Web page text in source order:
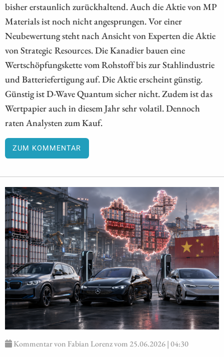
bisher erstaunlich zurückhaltend. Auch die Aktie von MP
Materials ist noch nicht angesprungen. Vor einer
Neubewertung steht nach Ansicht von Experten die Aktie
von Strategic Resources. Die Kanadier bauen eine
Wertschöpfungskette vom Rohstoff bis zur Stahlindustrie
und Batteriefertigung auf. Die Aktie erscheint günstig.
Günstig ist D-Wave Quantum sicher nicht. Zudem ist das
Wertpapier auch in diesem Jahr sehr volatil. Dennoch
raten Analysten zum Kauf.
ZUM KOMMENTAR
Kommentar von Fabian Lorenz vom 25.06.2026 | 04:30